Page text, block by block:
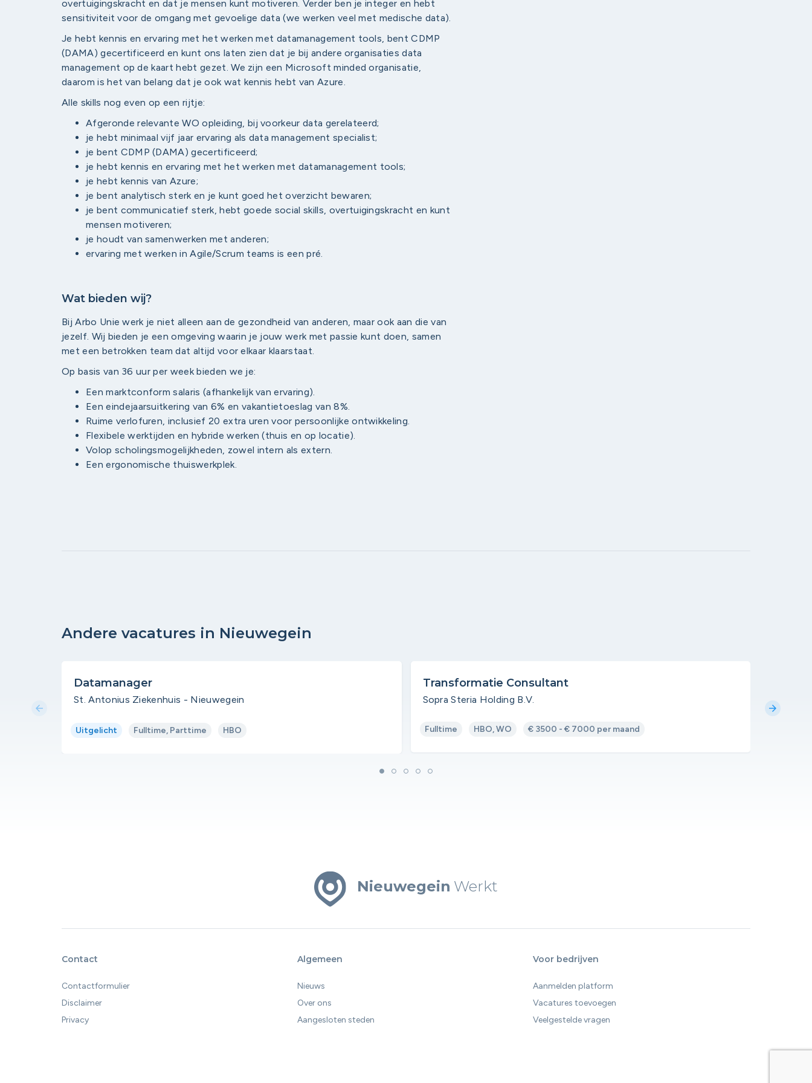
overtuigingskracht en dat je mensen kunt motiveren. Verder ben je integer en hebt
sensitiviteit voor de omgang met gevoelige data (we werken veel met medische data).
Je hebt kennis en ervaring met het werken met datamanagement tools, bent CDMP
(DAMA) gecertificeerd en kunt ons laten zien dat je bij andere organisaties data
management op de kaart hebt gezet. We zijn een Microsoft minded organisatie,
daarom is het van belang dat je ook wat kennis hebt van Azure.
Alle skills nog even op een rijtje:
Afgeronde relevante WO opleiding, bij voorkeur data gerelateerd;
je hebt minimaal vijf jaar ervaring als data management specialist;
je bent CDMP (DAMA) gecertificeerd;
je hebt kennis en ervaring met het werken met datamanagement tools;
je hebt kennis van Azure;
je bent analytisch sterk en je kunt goed het overzicht bewaren;
je bent communicatief sterk, hebt goede social skills, overtuigingskracht en kunt
mensen motiveren;
je houdt van samenwerken met anderen;
ervaring met werken in Agile/Scrum teams is een pré.
Wat bieden wij?
Bij Arbo Unie werk je niet alleen aan de gezondheid van anderen, maar ook aan die van
jezelf. Wij bieden je een omgeving waarin je jouw werk met passie kunt doen, samen
met een betrokken team dat altijd voor elkaar klaarstaat.
Op basis van 36 uur per week bieden we je:
Een marktconform salaris (afhankelijk van ervaring).
Een eindejaarsuitkering van 6% en vakantietoeslag van 8%.
Ruime verlofuren, inclusief 20 extra uren voor persoonlijke ontwikkeling.
Flexibele werktijden en hybride werken (thuis en op locatie).
Volop scholingsmogelijkheden, zowel intern als extern.
Een ergonomische thuiswerkplek.
Andere vacatures in Nieuwegein
Datamanager
St. Antonius Ziekenhuis - Nieuwegein
Uitgelicht Fulltime, Parttime HBO
Transformatie Consultant
Sopra Steria Holding B.V.
Fulltime HBO, WO € 3500 - € 7000 per maand
arrow_back arrow_forward
Nieuwegein Werkt
Contact
Contactformulier
Disclaimer
Privacy
Algemeen
Nieuws
Over ons
Aangesloten steden
Voor bedrijven
Aanmelden platform
Vacatures toevoegen
Veelgestelde vragen